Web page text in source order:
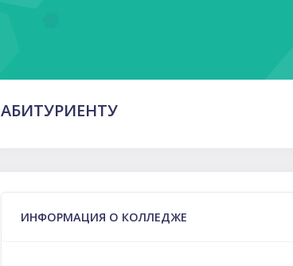
АБИТУРИЕНТУ
ИНФОРМАЦИЯ О КОЛЛЕДЖЕ